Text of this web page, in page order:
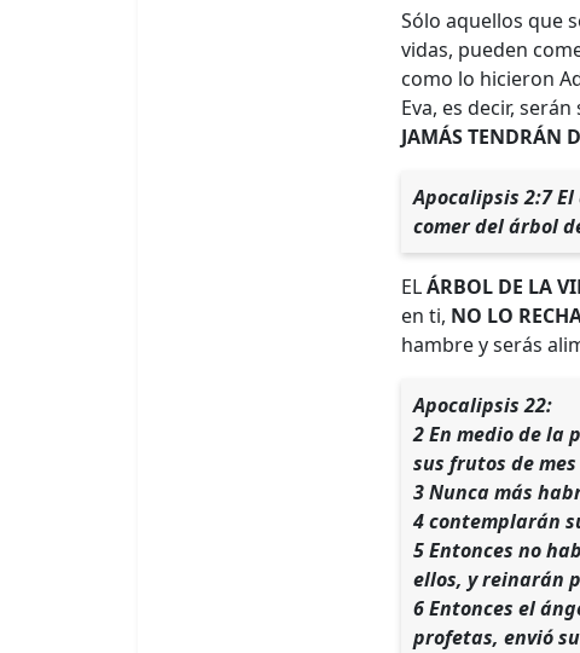
Sólo aquellos que
vidas, pueden
como lo hicieron
Eva, es decir,
JAMÁS TENDRÁN
Apocalipsis 2:7
comer del árbol
ELÁRBOL DE LA
en ti, NO LO
hambre y serás
Apocalipsis 22:
2 En medio de la
sus frutos de
3 Nunca más
4 contemplarán
5 Entonces no
ellos, y reinarán
6 Entonces el
profetas, envió